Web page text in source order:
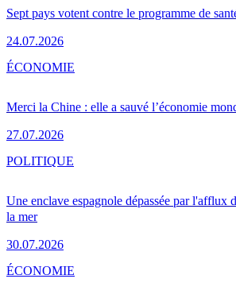
Sept pays votent contre le programme de
24.07.2026
Merci la Chine : elle a sauvé l’économie
27.07.2026
ÉCONOMIE
Une enclave espagnole dépassée par l'afflux
la mer
30.07.2026
POLITIQUE
ÉCONOMIE